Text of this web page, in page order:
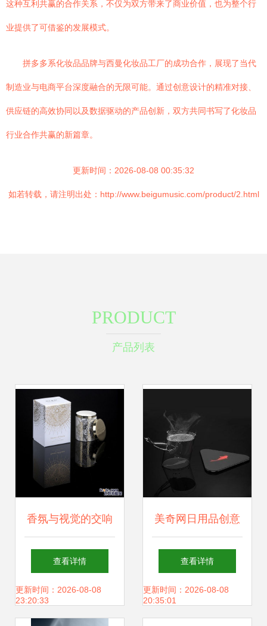
这种互利共赢的合作关系，不仅为双方带来了商业价值，也为整个行
业提供了可借鉴的发展模式。
拼多多系化妆品品牌与西曼化妆品工厂的成功合作，展现了当代
制造业与电商平台深度融合的无限可能。通过创意设计的精准对接、
供应链的高效协同以及数据驱动的产品创新，双方共同书写了化妆品
行业合作共赢的新篇章。
更新时间：2026-08-08 00:35:32
如若转载，请注明出处：http://www.beigumusic.com/product/2.html
PRODUCT
产品列表
香氛与视觉的交响
大气创意香薰蜡烛
的包装与网站设计
查看详情
更新时间：2026-08-08
23:20:33
美奇网日用品创意
设计68 金鱼杯1杯
1垫，网站建设中
查看详情
更新时间：2026-08-08
20:35:01